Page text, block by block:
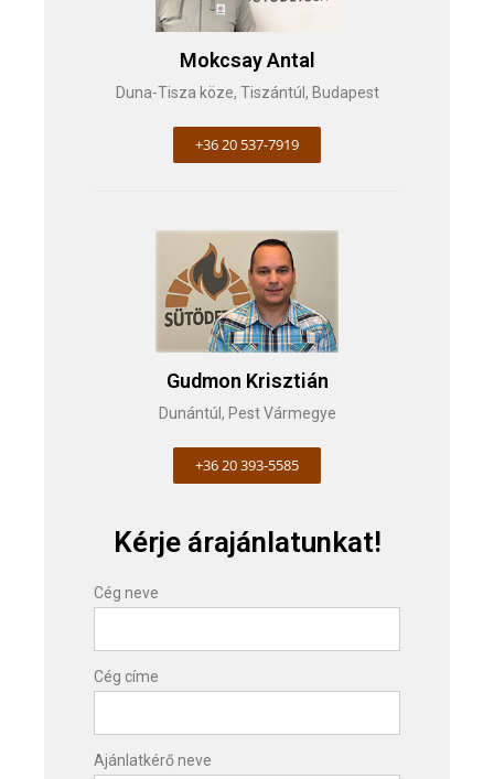
Mokcsay Antal
Duna-Tisza köze, Tiszántúl, Budapest
+36 20 537-7919
Gudmon Krisztián
Dunántúl, Pest Vármegye
+36 20 393-5585
Kérje árajánlatunkat!
Cég neve
Cég címe
Ajánlatkérő neve